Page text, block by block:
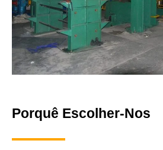
Porquê Escolher-Nos